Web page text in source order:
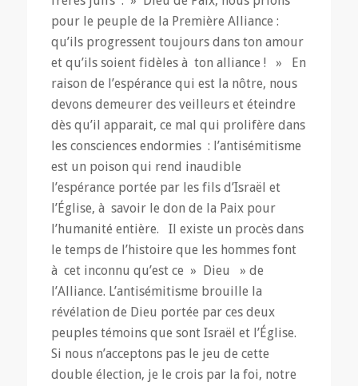
pour le peuple de la Première Alliance :
qu’ils progressent toujours dans ton amour
et qu’ils soient fidèles à ton alliance ! » En
raison de l’espérance qui est la nôtre, nous
devons demeurer des veilleurs et éteindre
dès qu’il apparait, ce mal qui prolifère dans
les consciences endormies : l’antisémitisme
est un poison qui rend inaudible
l’espérance portée par les fils d’Israël et
l’Église, à savoir le don de la Paix pour
l’humanité entière. Il existe un procès dans
le temps de l’histoire que les hommes font
à cet inconnu qu’est ce » Dieu » de
l’Alliance. L’antisémitisme brouille la
révélation de Dieu portée par ces deux
peuples témoins que sont Israël et l’Église.
Si nous n’acceptons pas le jeu de cette
double élection, je le crois par la foi, notre